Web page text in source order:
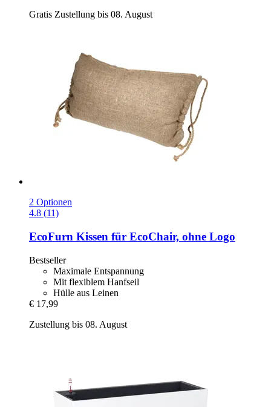
Gratis Zustellung bis 08. August
2 Optionen
4.8 (11)
EcoFurn Kissen für EcoChair, ohne Logo
Bestseller
Maximale Entspannung
Mit flexiblem Hanfseil
Hülle aus Leinen
€ 17,99
Zustellung bis 08. August